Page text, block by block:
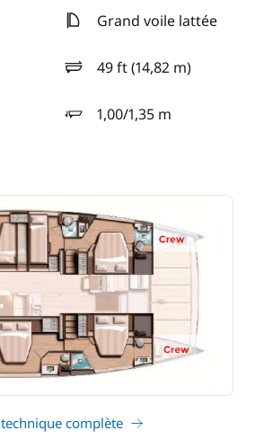
Grand voile lattée
49 ft (14,82 m)
longueur
1,00/1,35 m
tirant d'eau
complète